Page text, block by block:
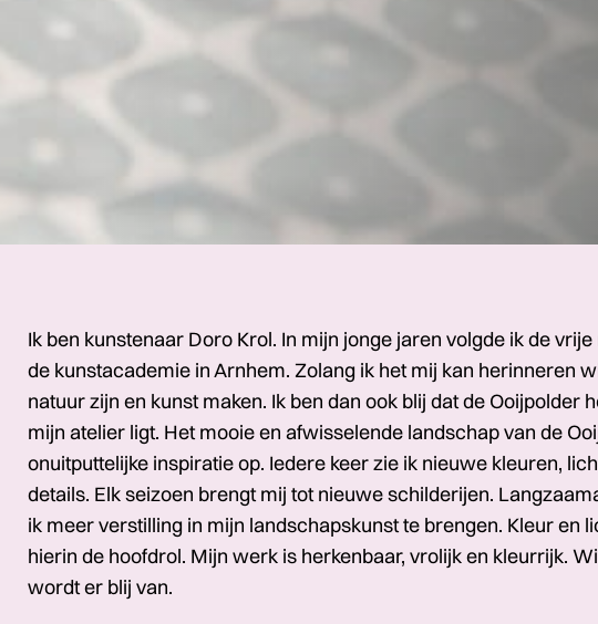
Ik ben kunstenaar Doro Krol. In mijn jonge jaren volgde ik de
de kunstacademie in Arnhem. Zolang ik het mij kan herinneren
natuur zijn en kunst maken. Ik ben dan ook blij dat de Ooijpolder
mijn atelier ligt. Het mooie en afwisselende landschap van de
onuitputtelijke inspiratie op. Iedere keer zie ik nieuwe kleuren,
details. Elk seizoen brengt mij tot nieuwe schilderijen.
ik meer verstilling in mijn landschapskunst te brengen. Kleur en
hierin de hoofdrol. Mijn werk is herkenbaar, vrolijk en kleurrijk.
wordt er blij van.